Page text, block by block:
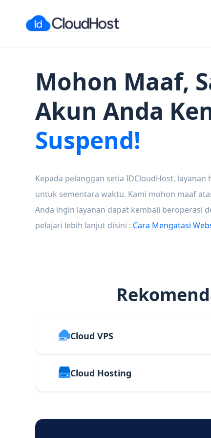
Mohon Maaf,
Akun Anda
Suspend!
Kepada pelanggan setia IDCloudHost,
untuk sementara waktu. Kami mohon maaf
Anda ingin layanan dapat kembali beroperasi
pelajari lebih lanjut disini : Cara Mengatasi
Cloud VPS
Cloud Hosting